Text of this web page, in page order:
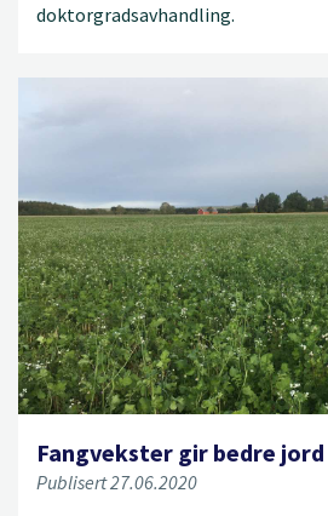
doktorgradsavhandling.
Fangvekster gir bedre jord
Publisert 27.06.2020